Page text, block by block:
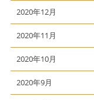
2020年12月
2020年11月
2020年10月
2020年9月